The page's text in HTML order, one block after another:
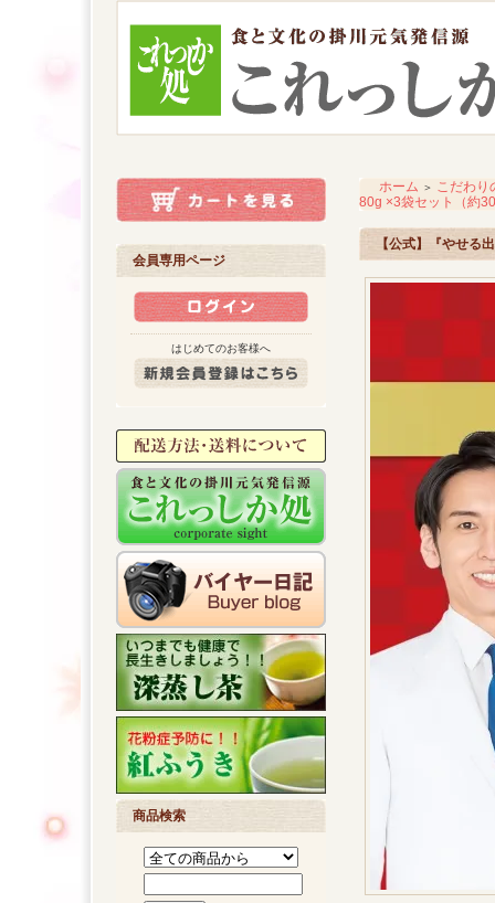
会員専用ページ
はじめてのお客様へ
商品検索
ホーム ＞ こだわり
80g ×3袋セット（約
【公式】『やせる